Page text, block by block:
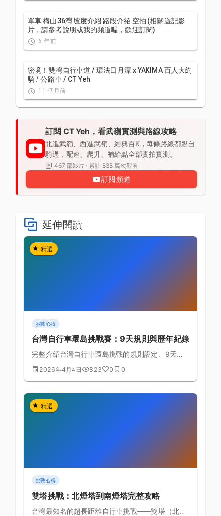
單車 梅山36灣 坡度介紹 路段介紹 空拍 (相關遊記影
片，請參考說明或我的頻道喔，歡迎訂閱)
6 年前
密境！雙灣自行車道 / 環法日月潭 x YAKIMA 百人大約
騎 / 公路車 / CT Yeh
11 個月前
訂閱 CT Yeh，看武嶺實測與路線攻略
北進武嶺、西進武嶺、經典百K，每條路線都親自
騎過，配速、爬升、補給點全部實拍實測。
467 部影片 · 累計 838 萬次觀看
訂閱頻道
延伸閱讀
精選
挑戰心得
台灣自行車環島挑戰賽：9天規則與歷年紀錄
完整介紹台灣自行車環島挑戰的規則設定、9天標
準路線規劃、歷年完成紀錄，以及成功完成環島的
備賽策略指南。
2026年4月4日 823 0 0
精選
挑戰心得
雙塔挑戰：北燈塔到南燈塔完整攻略
台灣最知名的超長距離自行車挑戰——雙塔（北燈